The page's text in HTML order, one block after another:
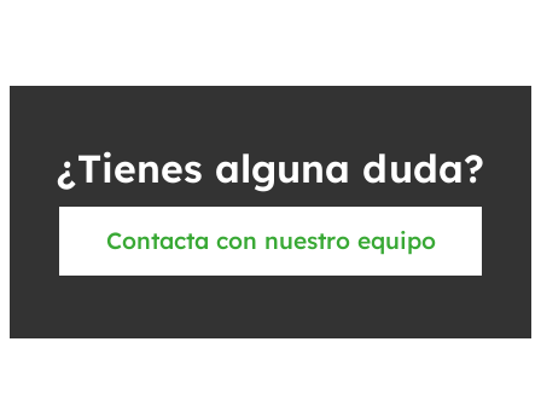
¿Tienes alguna duda?
Contacta con nuestro equipo